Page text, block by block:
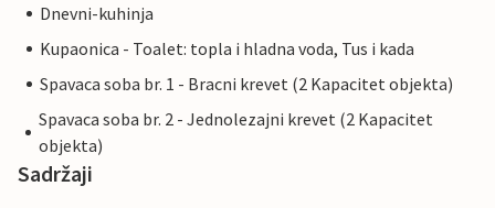
Dnevni-kuhinja
Kupaonica - Toalet: topla i hladna voda, Tus i kada
Spavaca soba br. 1 - Bracni krevet (2 Kapacitet objekta)
Spavaca soba br. 2 - Jednolezajni krevet (2 Kapacitet
objekta)
Sadržaji